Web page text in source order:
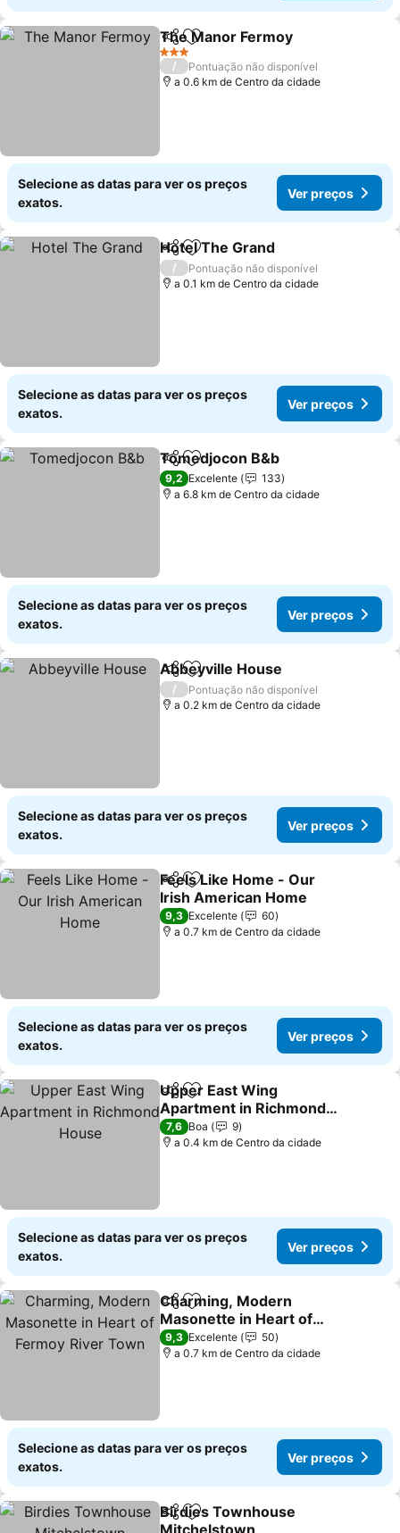
PartilharAdicionar aos favoritos
The Manor Fermoy
3 Estrelas
/
Pontuação não disponível
a 0.6 km de Centro da cidade
Selecione as datas para ver os preços
exatos.
Ver preços
PartilharAdicionar aos favoritos
Hotel The Grand
/
Pontuação não disponível
a 0.1 km de Centro da cidade
Selecione as datas para ver os preços
exatos.
Ver preços
PartilharAdicionar aos favoritos
Tomedjocon B&b
9,2 Excelente
133
a 6.8 km de Centro da cidade
Selecione as datas para ver os preços
exatos.
Ver preços
PartilharAdicionar aos favoritos
Abbeyville House
/
Pontuação não disponível
a 0.2 km de Centro da cidade
Selecione as datas para ver os preços
exatos.
Ver preços
PartilharAdicionar aos favoritos
Feels Like Home - Our
Irish American Home
Ver preços
9,3 Excelente
60
a 0.7 km de Centro da cidade
Selecione as datas para ver os preços
exatos.
Ver preços
PartilharAdicionar aos favoritos
Upper East Wing
Apartment in Richmond
House
Ver preços
7,6 Boa
9
a 0.4 km de Centro da cidade
Selecione as datas para ver os preços
exatos.
Ver preços
PartilharAdicionar aos favoritos
Charming, Modern
Masonette in Heart of
Fermoy River Town
Ver preços
9,3 Excelente
50
a 0.7 km de Centro da cidade
Selecione as datas para ver os preços
exatos.
Ver preços
PartilharAdicionar aos favoritos
Birdies Townhouse
Mitchelstown